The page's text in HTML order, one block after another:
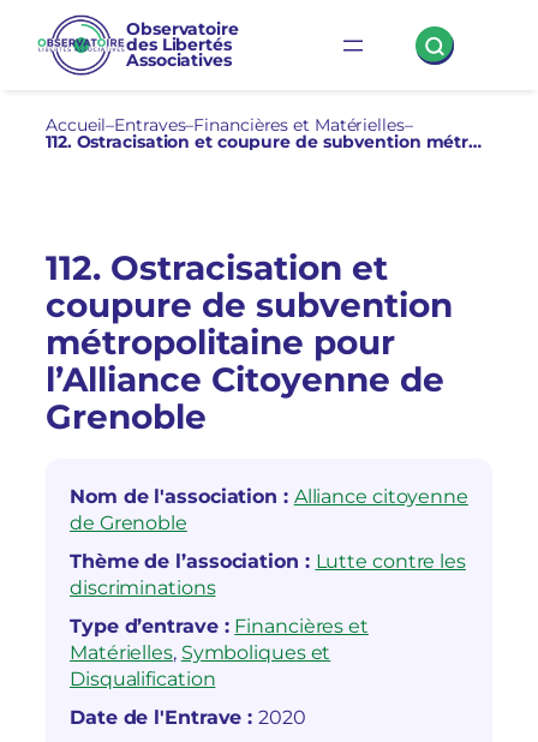
contenu
Observatoire
des Libertés
Associatives
Accueil–Entraves–Financières et Matérielles–
112. Ostracisation et coupure de subvention métropolitaine pour l’Alliance Citoyenne de Grenoble
112. Ostracisation et
coupure de subvention
métropolitaine pour
l’Alliance Citoyenne de
Grenoble
Nom de l'association : Alliance citoyenne
de Grenoble
Thème de l’association : Lutte contre les
discriminations
Type d’entrave : Financières et
Matérielles, Symboliques et
Disqualification
Date de l'Entrave : 2020